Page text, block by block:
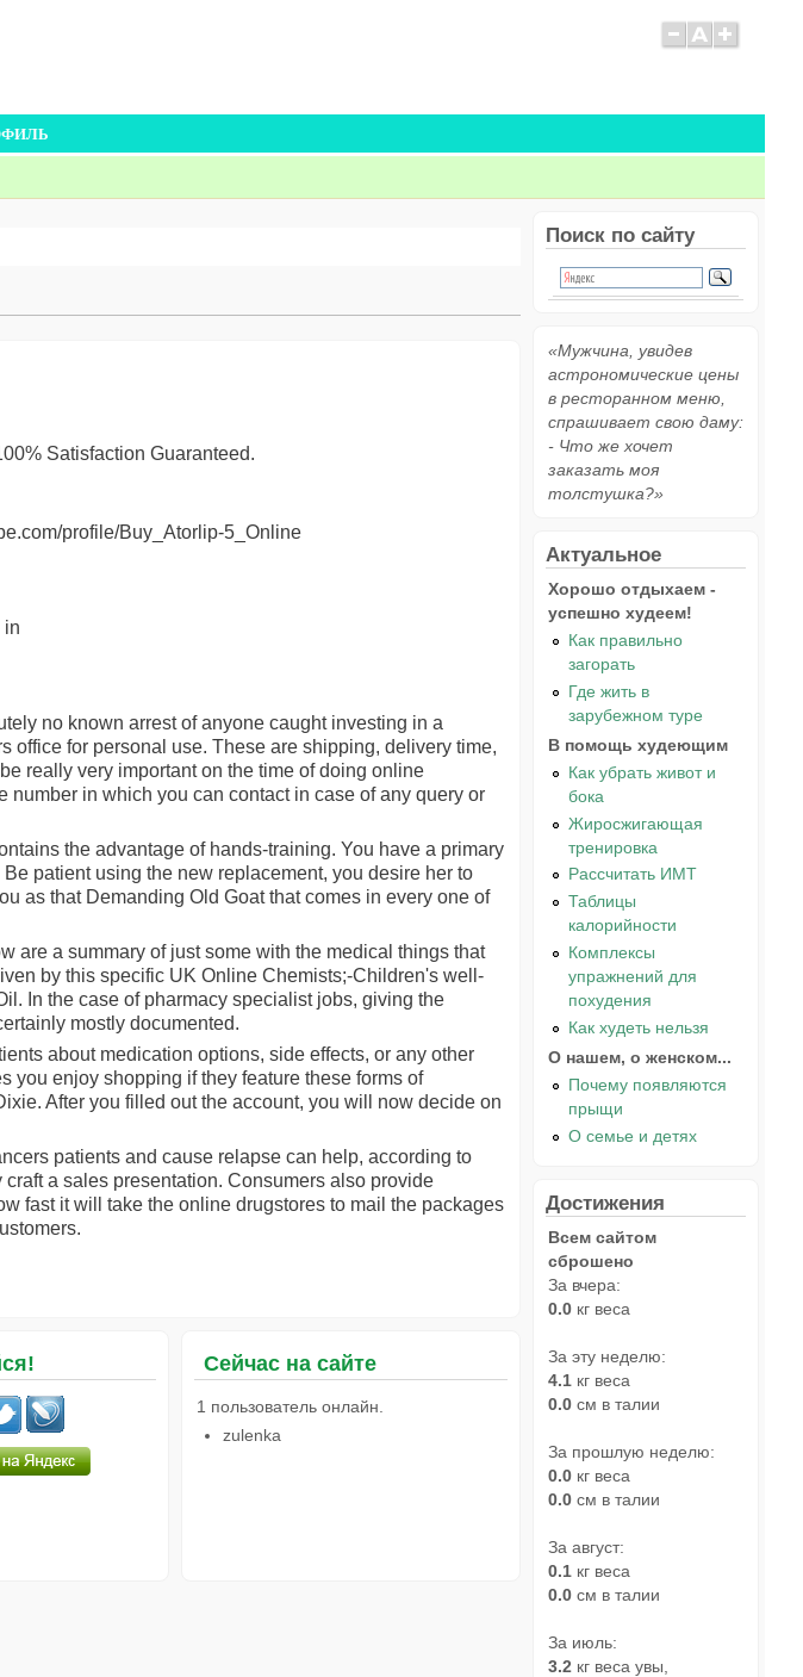
Satisfaction Guaranteed.
profile/Buy_Atorlip-5_Online
in
no known arrest of anyone caught investing in a
office for personal use. These are shipping, delivery time,
really very important on the time of doing online
in which you can contact in case of any query or
the advantage of hands-training. You have a primary
patient using the new replacement, you desire her to
as that Demanding Old Goat that comes in every one of
are a summary of just some with the medical things that
by this specific UK Online Chemists;-Children's well-
In the case of pharmacy specialist jobs, giving the
mostly documented.
about medication options, side effects, or any other
you enjoy shopping if they feature these forms of
After you filled out the account, you will now decide on
patients and cause relapse can help, according to
a sales presentation. Consumers also provide
fast it will take the online drugstores to mail the packages
Сейчас на сайте
1 пользователь онлайн.
zulenka
Поиск по сайту
«Мужчина, увидев
астрономические цены
в ресторанном меню,
спрашивает свою даму:
- Что же хочет
заказать моя
толстушка?»
Актуальное
Хорошо отдыхаем -
успешно худеем!
Как правильно
загорать
Где жить в
зарубежном туре
В помощь худеющим
Как убрать живот и
бока
Жиросжигающая
тренировка
Рассчитать ИМТ
Таблицы
калорийности
Комплексы
упражнений для
похудения
Как худеть нельзя
О нашем, о женском...
Почему появляются
прыщи
О семье и детях
Достижения
Всем сайтом
сброшено
За вчера:
0.0 кг веса
За эту неделю:
4.1 кг веса
0.0 см в талии
За прошлую неделю:
0.0 кг веса
0.0 см в талии
За август:
0.1 кг веса
0.0 см в талии
За июль:
3.2 кг веса увы,